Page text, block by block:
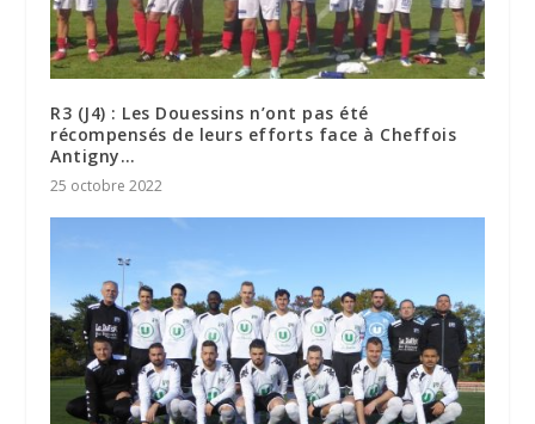
R3 (J4) : Les Douessins n’ont pas été
récompensés de leurs efforts face à Cheffois
Antigny…
25 octobre 2022